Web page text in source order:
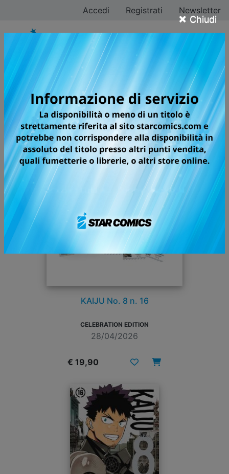
× Chiudi
Accedi Registrati Newsletter
Tutti i fumetti della
categoria Manga
Pagina 5 di 233
KAIJU No. 8 n. 16
CELEBRATION EDITION
28/04/2026
€ 19,90